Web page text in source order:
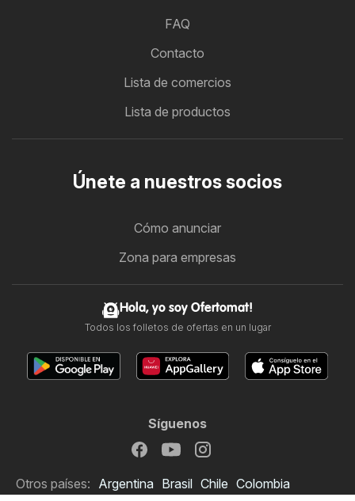
FAQ
Contacto
Lista de comercios
Lista de productos
Únete a nuestros socios
Cómo anunciar
Zona para empresas
Hola, yo soy Ofertomat!
Todos los folletos de ofertas en un lugar
Síguenos
Otros países: Argentina Brasil Chile Colombia